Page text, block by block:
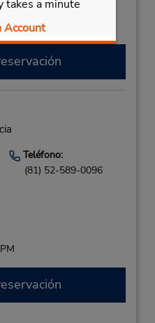
takes a minute
Account
hasta el
Teléfono:
(81) 52-589-0096